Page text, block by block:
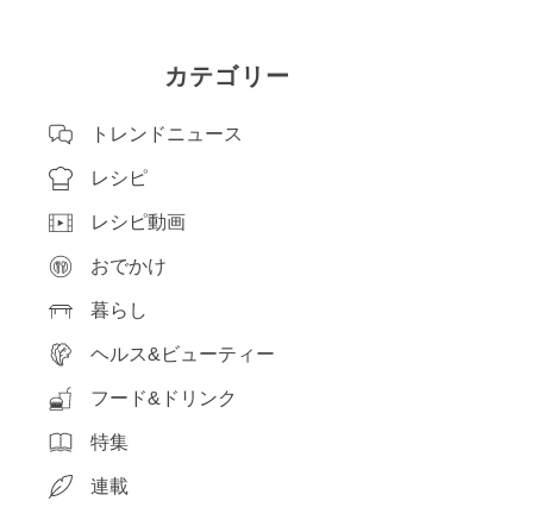
カテゴリー
トレンドニュース
レシピ
レシピ動画
おでかけ
暮らし
ヘルス&ビューティー
フード&ドリンク
特集
連載